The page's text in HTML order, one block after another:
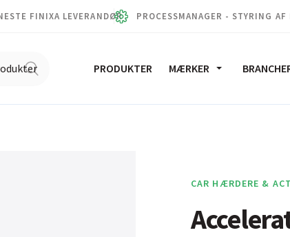
FINIXA LEVERANDØR PROCESSMANAGER - STYRING AF
PRODUKTER MÆRKER
CAR HÆRDERE &